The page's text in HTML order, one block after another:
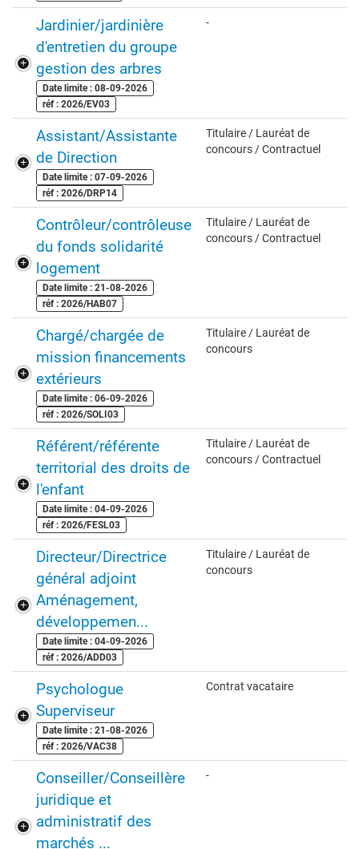
Jardinier/jardinière
d'entretien du groupe
gestion des arbres
Date limite : 08-09-2026
réf : 2026/EV03
-
Assistant/Assistante
de Direction
Date limite : 07-09-2026
réf : 2026/DRP14
Titulaire / Lauréat de
concours / Contractuel
Contrôleur/contrôleuse
du fonds solidarité
logement
Date limite : 21-08-2026
réf : 2026/HAB07
Titulaire / Lauréat de
concours / Contractuel
Chargé/chargée de
mission financements
extérieurs
Date limite : 06-09-2026
réf : 2026/SOLI03
Titulaire / Lauréat de
concours
Référent/référente
territorial des droits de
l'enfant
Date limite : 04-09-2026
réf : 2026/FESL03
Titulaire / Lauréat de
concours / Contractuel
Directeur/Directrice
général adjoint
Aménagement,
développemen...
Date limite : 04-09-2026
réf : 2026/ADD03
Titulaire / Lauréat de
concours
Psychologue
Superviseur
Date limite : 21-08-2026
réf : 2026/VAC38
Contrat vacataire
Conseiller/Conseillère
juridique et
administratif des
marchés ...
-